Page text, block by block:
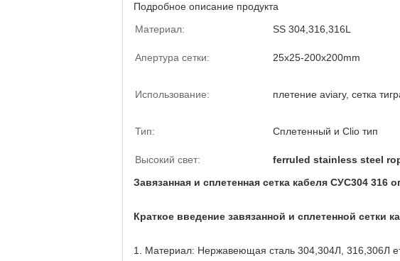
Подробное описание продукта
Материал:
SS 304,316,316L
Апертура сетки: 25x25-200x200mm
Использование: плетение aviary, сетка
Тип: Сплетенный и Clio тип
Высокий свет: ferruled stainless steel
Завязанная и сплетенная сетка кабеля СУС304 316
Краткое введение завязанной и сплетенной сетки
1. Материал: Нержавеющая сталь 304,304Л, 316,306Л